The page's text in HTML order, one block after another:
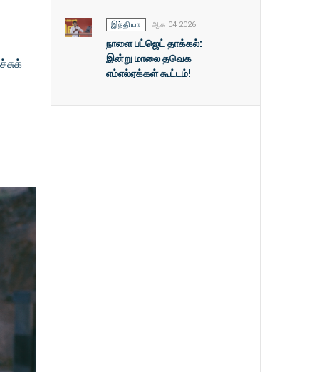
இந்தியா ஆக 04 2026
நாளை பட்ஜெட் தாக்கல்:
இன்று மாலை தவெக
எம்எல்ஏக்கள் கூட்டம்!